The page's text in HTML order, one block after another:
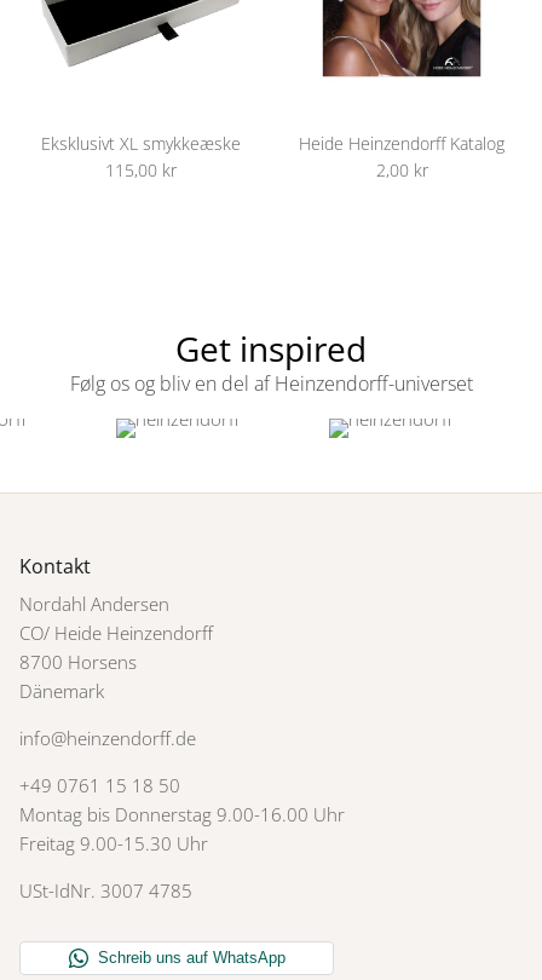
Eksklusivt XL smykkeæske
115,00 kr
Heide Heinzendorff Katalog
2,00 kr
Get inspired
Følg os og bliv en del af Heinzendorff-universet
Kontakt
Nordahl Andersen
CO/ Heide Heinzendorff
8700 Horsens
Dänemark
info@heinzendorff.de
+49 0761 15 18 50
Montag bis Donnerstag 9.00-16.00 Uhr
Freitag 9.00-15.30 Uhr
USt-IdNr. 3007 4785